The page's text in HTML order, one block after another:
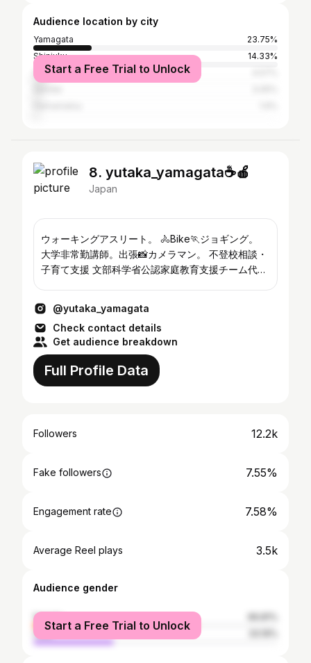
Audience location by city
Yamagata
23.75%
Shinjuku
14.33%
Shizuoka
Start a Free Trial to Unlock
8. yutaka_yamagata☕️🍎
Japan
ウォーキングアスリート。 🚴Bike🏃ジョギング。
大学非常勤講師。出張📸カメラマン。 不登校相談・
子育て支援 文部科学省公認家庭教育支援チーム代表
@yutaka_yamagata
Check contact details
Get audience breakdown
Full Profile Data
Followers 12.2k
Fake followers 7.55%
Engagement rate 7.58%
Average Reel plays 3.5k
Audience gender
female
male
Start a Free Trial to Unlock